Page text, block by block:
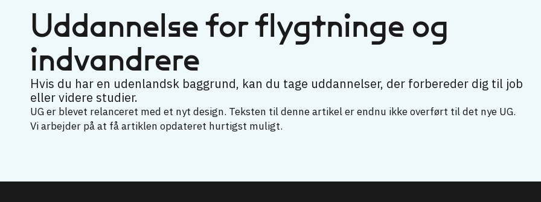
Uddannelse for flygtninge og
indvandrere
Hvis du har en udenlandsk baggrund, kan du tage uddannelser, der forbereder dig til job
eller videre studier.
UG er blevet relanceret med et nyt design. Teksten til denne artikel er endnu ikke overført til det nye UG.
Vi arbejder på at få artiklen opdateret hurtigst muligt.